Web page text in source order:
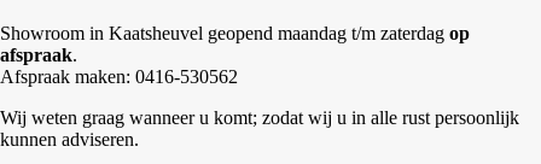
Showroom in Kaatsheuvel geopend maandag t/m zaterdag op
afspraak.
Afspraak maken: 0416-530562
Wij weten graag wanneer u komt; zodat wij u in alle rust persoonlijk
kunnen adviseren.